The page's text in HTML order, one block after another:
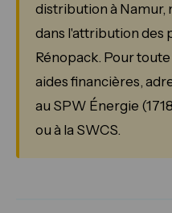
distribution à Namur,
dans l'attribution des
Rénopack. Pour
aides financières,
au SPW Énergie
ou à la SWCS.